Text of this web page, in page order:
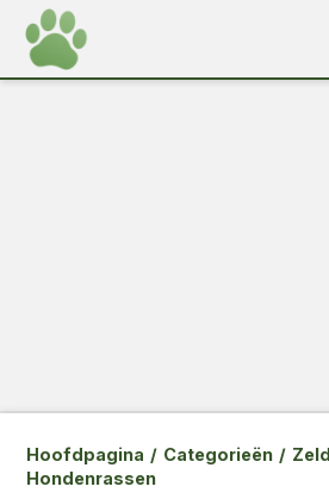
Hoofdpagina / Categorieën /
Hondenrassen